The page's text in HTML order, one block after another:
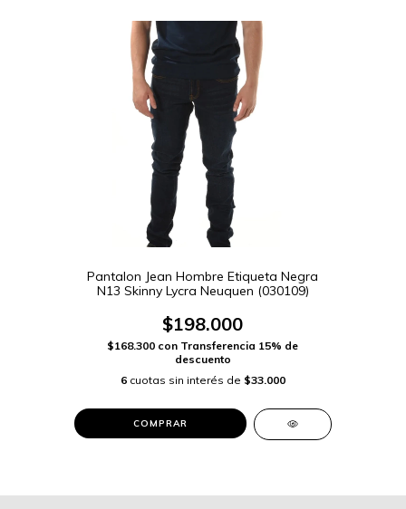
Pantalon Jean Hombre Etiqueta Negra
N13 Skinny Lycra Neuquen (030109)
$198.000
$168.300 con Transferencia 15% de
descuento
6 cuotas sin interés de $33.000
COMPRAR